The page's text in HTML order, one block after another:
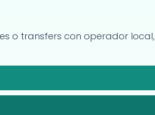
o transfers con operador local,